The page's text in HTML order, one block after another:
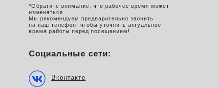
Вконтакте
Социальные сети:
*Обратите внимание, что рабочее время может
изменяться.
Мы рекомендуем предварительно звонить
на наш телефон, чтобы уточнить актуальное
время работы перед посещением!